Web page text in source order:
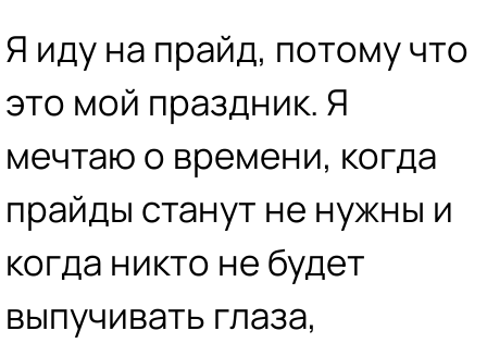
Я иду на прайд, потому что
это мой праздник. Я
мечтаю о времени, когда
прайды станут не нужны и
когда никто не будет
выпучивать глаза,